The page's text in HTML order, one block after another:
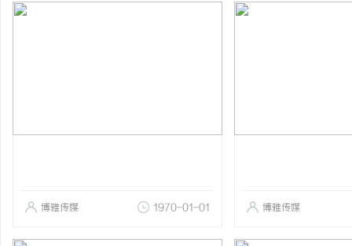
博雅传媒 1970-01-01 博雅传媒